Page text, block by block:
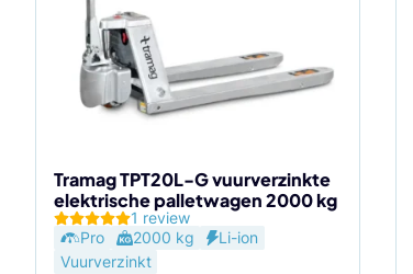
Tramag TPT20L-G vuurverzinkte
elektrische palletwagen 2000 kg
1 review
Pro
2000 kg
Li-ion
Vuurverzinkt